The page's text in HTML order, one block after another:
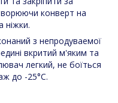
конверт на
ніжки.
з непродуваемої
вкритий м'яким та
легкий, не боїться
до -25°C.